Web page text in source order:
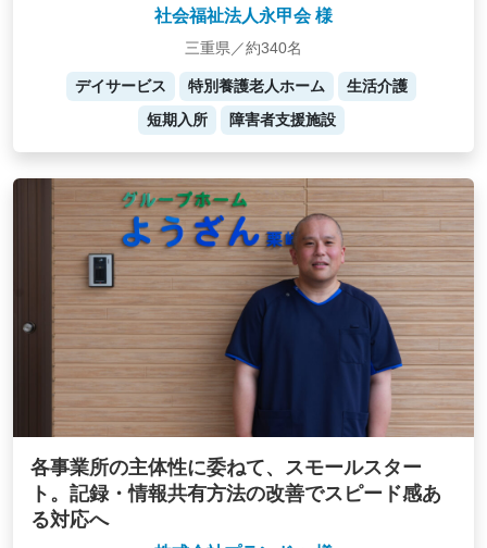
社会福祉法人永甲会 様
三重県／約340名
デイサービス 特別養護老人ホーム
生活介護
短期入所
障害者支援施設
各事業所の主体性に委ねて、スモールスター
ト。記録・情報共有方法の改善でスピード感あ
る対応へ